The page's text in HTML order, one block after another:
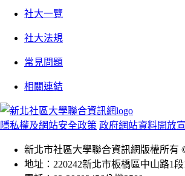
社大一覽
社大法規
常見問題
相關連結
隱私權及網站安全政策 政府網站資料開放
新北市社區大學聯合資訊網版權所有
地址：220242新北市板橋區中山路1